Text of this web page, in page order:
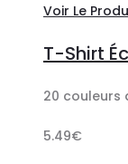
Voir Le
T-Shirt
20 couleurs
5.49€